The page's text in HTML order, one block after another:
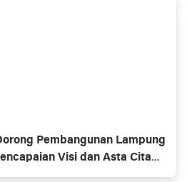
Pembangunan Lampung
Visi dan Asta Cita